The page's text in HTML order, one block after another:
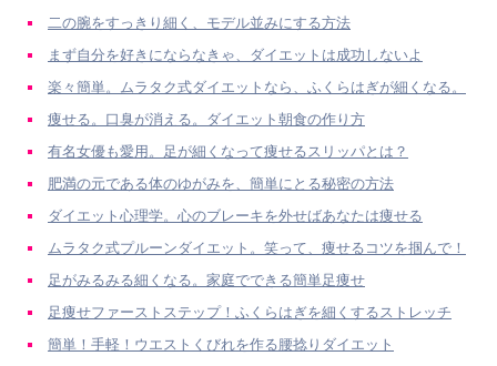
二の腕をすっきり細く、モデル並みにする方法
まず自分を好きにならなきゃ、ダイエットは成功しないよ
楽々簡単。ムラタク式ダイエットなら、ふくらはぎが細くなる。
痩せる。口臭が消える。ダイエット朝食の作り方
有名女優も愛用。足が細くなって痩せるスリッパとは？
肥満の元である体のゆがみを、簡単にとる秘密の方法
ダイエット心理学。心のブレーキを外せばあなたは痩せる
ムラタク式プルーンダイエット。笑って、痩せるコツを掴んで！
足がみるみる細くなる。家庭でできる簡単足痩せ
足痩せファーストステップ！ふくらはぎを細くするストレッチ
簡単！手軽！ウエストくびれを作る腰捻りダイエット